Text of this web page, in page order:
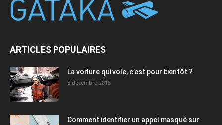
ARTICLES POPULAIRES
La voiture qui vole, c’est pour bientôt ?
8 décembre 2015
Comment identifier un appel masqué sur